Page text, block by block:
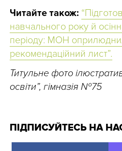
Читайте також:
навчального року й
періоду: МОН
рекомендаційний лист”.
Титульне фото
освіти”, гімназія №75
ПІДПИСУЙТЕСЬ НА